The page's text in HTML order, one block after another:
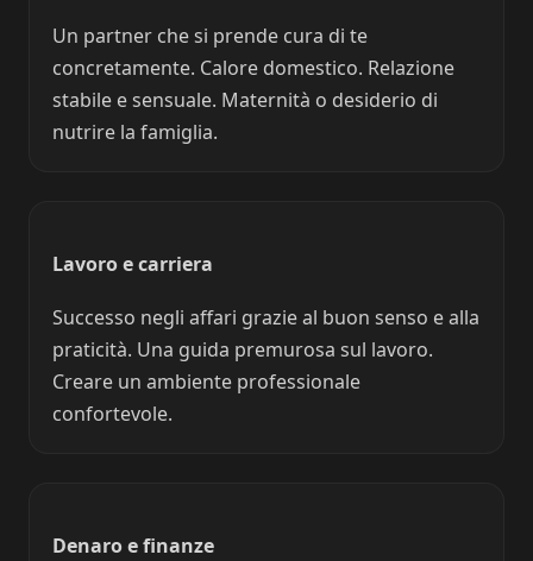
Un partner che si prende cura di te
concretamente. Calore domestico. Relazione
stabile e sensuale. Maternità o desiderio di
nutrire la famiglia.
Lavoro e carriera
Successo negli affari grazie al buon senso e alla
praticità. Una guida premurosa sul lavoro.
Creare un ambiente professionale
confortevole.
Denaro e finanze